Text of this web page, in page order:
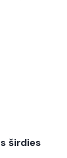
širdies